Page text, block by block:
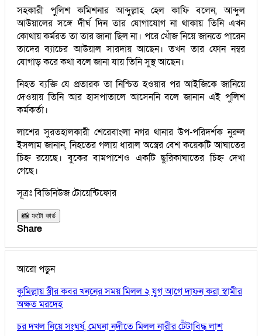
সহকারী পুলিশ কমিশনার আব্দুল্লাহ হেল কাফি বলেন, আব্দুল
আউয়ালের সঙ্গে দীর্ঘ দিন তার যোগাযোগ না থাকায় তিনি এখন
কোথায় কর্মরত তা তার জানা ছিল না। পরে খোঁজ নিয়ে জানতে পারেন
তাদের ব্যাচের আউয়াল সারদায় আছেন। তখন তার ফোন নম্বর
যোগাড় করে কথা বলে জানা যায় তিনি সুস্থ আছেন।
নিহত ব্যক্তি যে প্রতারক তা নিশ্চিত হওয়ার পর আইজিকে জানিয়ে
দেওয়ায় তিনি আর হাসপাতালে আসেননি বলে জানান এই পুলিশ
কর্মকর্তা।
লাশের সুরতহালকারী শেরেবাংলা নগর থানার উপ-পরিদর্শক নুরুল
ইসলাম জানান, নিহতের গলায় ধারাল অস্ত্রের বেশ কয়েকটি আঘাতের
চিহ্ন রয়েছে। বুকের বামপাশেও একটি ছুরিকাঘাতের চিহ্ন দেখা
গেছে।
সূত্রঃ বিডিনিউজ টোয়েন্টিফোর
📸 ফটো কার্ড
Share
আরো পড়ুন
কুমিল্লায় স্ত্রীর কবর খননের সময় মিলল ২ যুগ আগে দাফন করা স্বামীর
অক্ষত মরদেহ
চর দখল নিয়ে সংঘর্ষ, মেঘনা নদীতে মিলল নারীর টেঁটাবিদ্ধ লাশ